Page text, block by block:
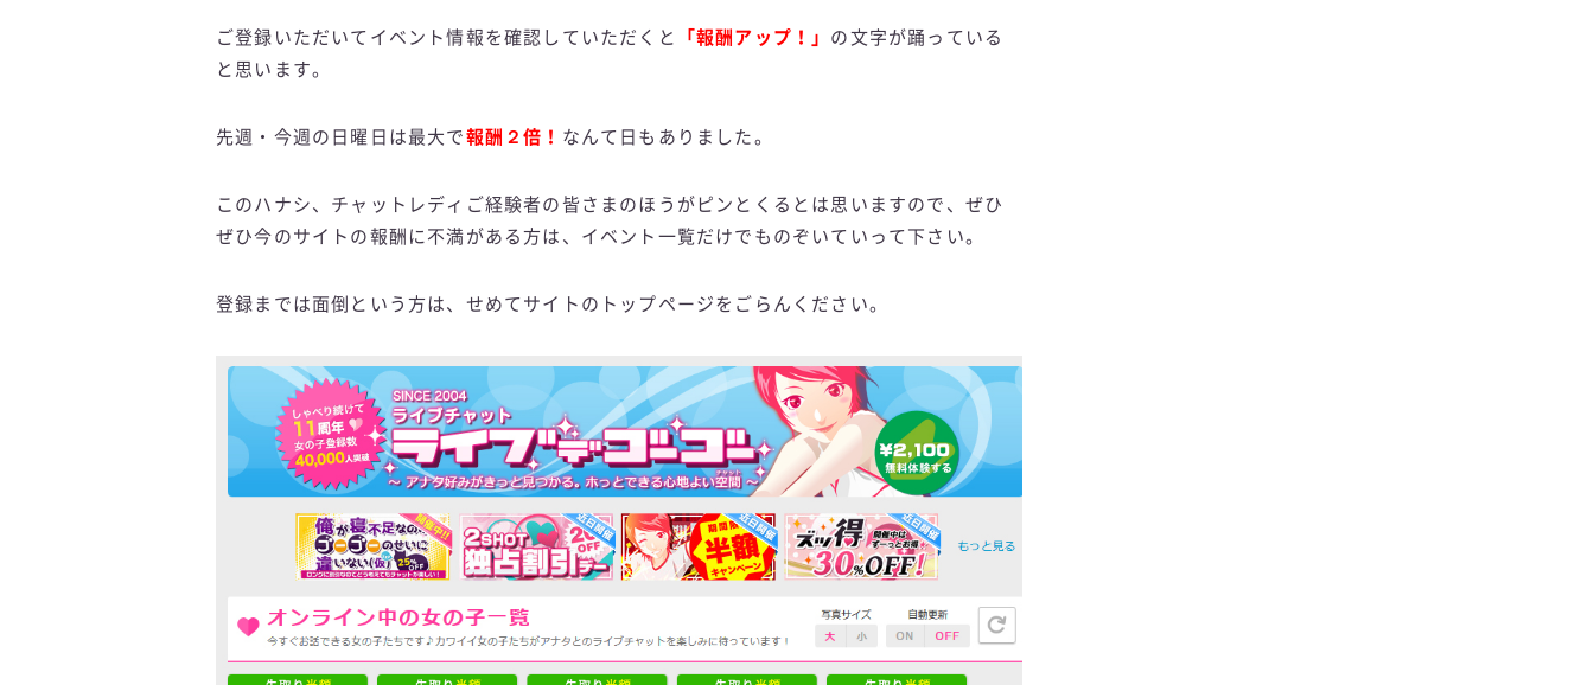
ご登録いただいてイベント情報を確認していただくと 「報酬アップ！」 の文字が踊っている
と思います。
先週・今週の日曜日は最大で 報酬２倍！ なんて日もありました。
このハナシ、チャットレディご経験者の皆さまのほうがピンとくるとは思いますので、ぜひ
ぜひ今のサイトの報酬に不満がある方は、イベント一覧だけでものぞいていって下さい。
登録までは面倒という方は、せめてサイトのトップページをごらんください。